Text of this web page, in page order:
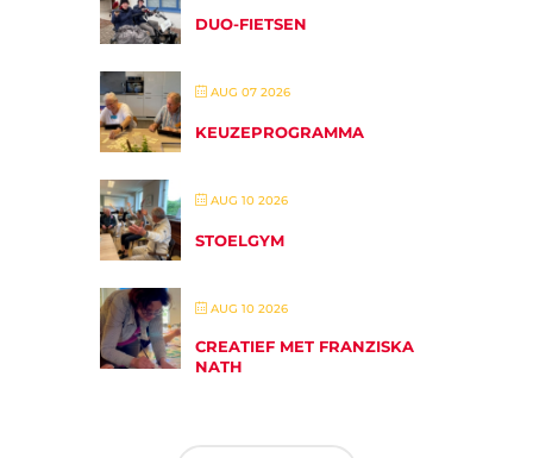
DUO-FIETSEN
AUG 07 2026
KEUZEPROGRAMMA
AUG 10 2026
STOELGYM
AUG 10 2026
CREATIEF MET FRANZISKA
NATH